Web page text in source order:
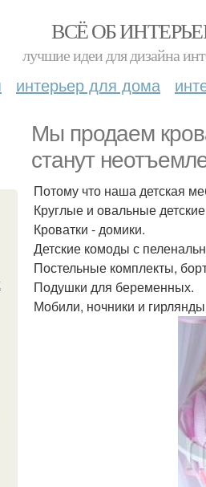
ВСЁ ОБ
лучшие идеи для дизайна
интерьер для дома
Мы продаем
станут
Потому что наша детская
Круглые и овальные
Кроватки - домики.
Детские комоды с
Постельные комплекты,
Подушки для беременных.
Мобили, ночники и